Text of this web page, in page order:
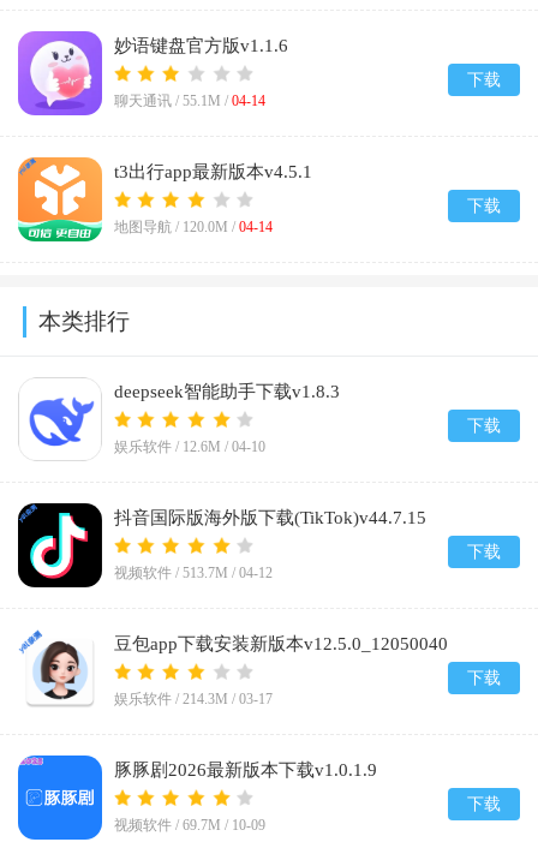
妙语键盘官方版v1.1.6
聊天通讯 / 55.1M / 04-14
下载
t3出行app最新版本v4.5.1
地图导航 / 120.0M / 04-14
下载
本类排行
deepseek智能助手下载v1.8.3
娱乐软件 / 12.6M / 04-10
下载
抖音国际版海外版下载(TikTok)v44.7.15
视频软件 / 513.7M / 04-12
下载
豆包app下载安装新版本v12.5.0_12050040
娱乐软件 / 214.3M / 03-17
下载
豚豚剧2026最新版本下载v1.0.1.9
视频软件 / 69.7M / 10-09
下载